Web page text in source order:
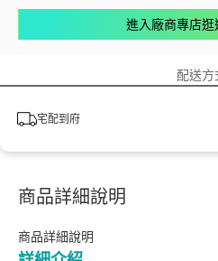
進入廠商專店逛
配送方
宅配到府
商品詳細說明
商品詳細說明